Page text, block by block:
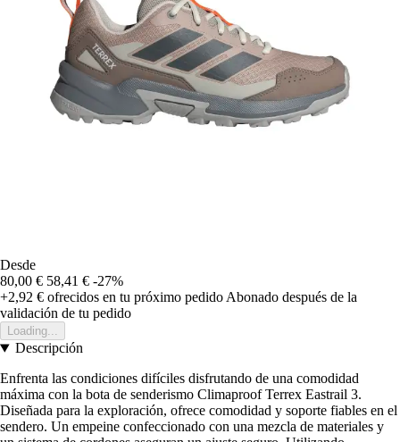
Desde
80,00 € 58,41 € -27%
+2,92 € ofrecidos en tu próximo pedidoAbonado después de la
validación de tu pedido
Loading...
Descripción
Enfrenta las condiciones difíciles disfrutando de una comodidad
máxima con la bota de senderismo Climaproof Terrex Eastrail 3.
Diseñada para la exploración, ofrece comodidad y soporte fiables en el
sendero. Un empeine confeccionado con una mezcla de materiales y